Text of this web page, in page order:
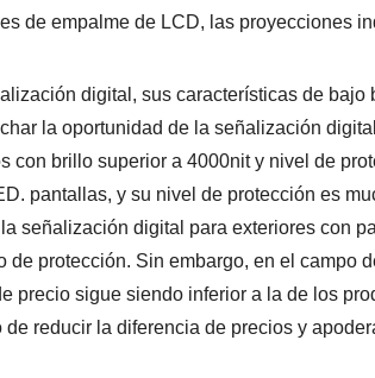
de empalme de LCD, las proyecciones
digital, sus características de bajo
la oportunidad de la señalización
brillo superior a 4000nit y nivel de
pantallas, y su nivel de protección es
señalización digital para exteriores con
protección. Sin embargo, en el campo
precio sigue siendo inferior a la de los
reducir la diferencia de precios y